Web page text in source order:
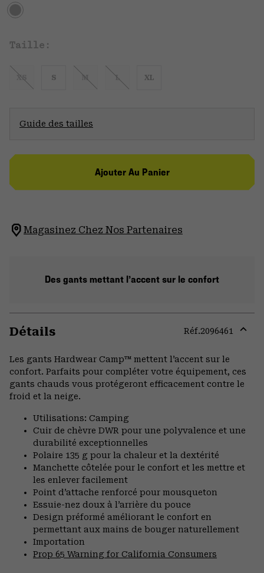
Taille:
XS S M L XL
Guide des tailles
Ajouter Au Panier
Magasinez Chez Nos Partenaires
Des gants mettant l’accent sur le confort
Détails Réf.2096461
Les gants Hardwear Camp™ mettent l’accent sur le
confort. Parfaits pour compléter votre équipement, ces
gants chauds vous protégeront efficacement contre le
froid et la neige.
Utilisations: Camping
Cuir de chèvre DWR pour une polyvalence et une
durabilité exceptionnelles
Polaire 135 g pour la chaleur et la dextérité
Manchette côtelée pour le confort et les mettre et
les enlever facilement
Point d’attache renforcé pour mousqueton
Essuie-nez doux à l’arrière du pouce
Design préformé améliorant le confort en
permettant aux mains de bouger naturellement
Importation
Prop 65 Warning for California Consumers